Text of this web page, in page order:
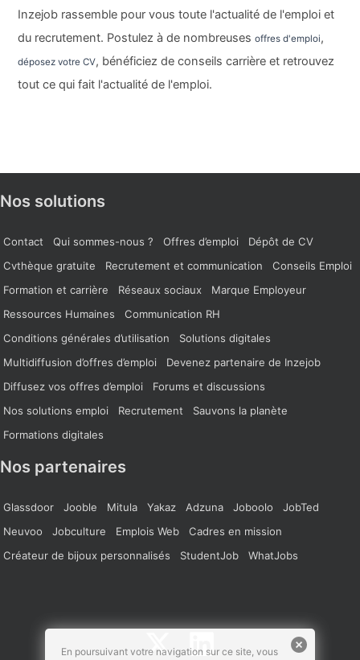
Inzejob rassemble pour vous toute l'actualité de l'emploi et
du recrutement. Postulez à de nombreusesoffres d'emploi,
déposez votre CV, bénéficiez de conseils carrière et retrouvez
tout ce qui fait l'actualité de l'emploi.
Nos solutions
Contact Qui sommes-nous ? Offres d’emploi
Dépôt de CV
Cvthèque gratuite
Recrutement et communication
Conseils Emploi
Formation et carrière
Réseaux sociaux
Marque Employeur
Ressources Humaines
Communication RH
Conditions générales d’utilisation
Solutions digitales
Multidiffusion d’offres d’emploi
Devenez partenaire de Inzejob
Diffusez vos offres d’emploi
Forums et discussions
Nos solutions emploi
Recrutement
Sauvons la planète
Formations digitales
Nos partenaires
Glassdoor Jooble Mitula Yakaz Adzuna Joboolo
JobTed
Neuvoo
Jobculture Emplois Web
Cadres en mission
Créateur de bijoux personnalisés
StudentJob WhatJobs
En poursuivant votre navigation sur ce site, vous